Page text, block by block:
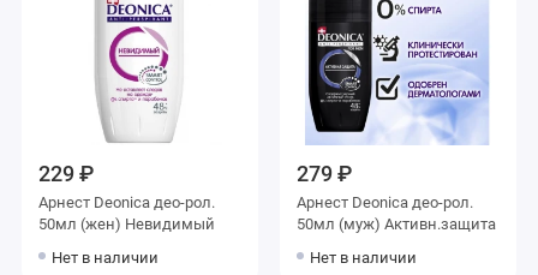
229 ₽
Арнест Deonica део-рол.
50мл (жен) Невидимый
Нет в наличии
279 ₽
Арнест Deonica део-рол.
50мл (муж) Активн.защита
Нет в наличии